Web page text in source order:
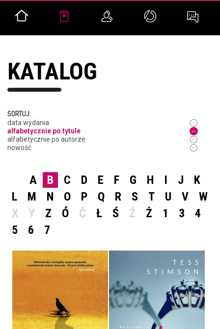
KATALOG
SORTUJ:
data wydania
alfabetycznie po tytule
alfabetycznie po autorze
nowość
A B C D E F G H I J
K
L
M N O P Q R S T U V
W
X
Y Z Ó Ć Ł Ś Ź Ż 1 3
4
5
6 7
BŁOTO BYŁA/ŻONA